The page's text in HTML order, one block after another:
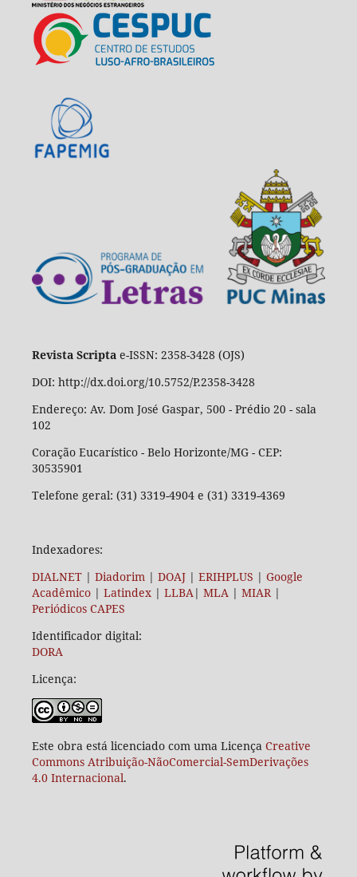
Revista Scriptae-ISSN: 2358-3428 (OJS)
DOI: http://dx.doi.org/10.5752/P.2358-3428
Endereço: Av. Dom José Gaspar, 500 - Prédio 20 - sala
102
Coração Eucarístico - Belo Horizonte/MG - CEP:
30535901
Telefone geral: (31) 3319-4904 e (31) 3319-4369
Indexadores:
DIALNET| Diadorim| DOAJ| ERIHPLUS | Google
Acadêmico| Latindex| LLBA| MLA| MIAR|
Periódicos CAPES
Identificador digital:
DORA
Licença:
Este obra está licenciado com uma Licença Creative
Commons Atribuição-NãoComercial-SemDerivações
4.0 Internacional.